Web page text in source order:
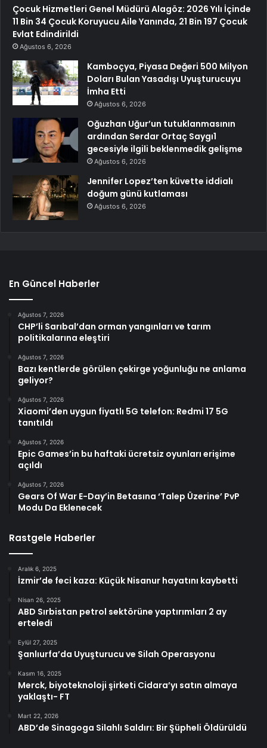
Çocuk Hizmetleri Genel Müdürü Alagöz: 2026 Yılı İçinde
11 Bin 34 Çocuk Koruyucu Aile Yanında, 21 Bin 197 Çocuk
Evlat Edindirildi
Ağustos 6, 2026
Kamboçya, Piyasa Değeri 500 Milyon
Doları Bulan Yasadışı Uyuşturucuyu
İmha Etti
Ağustos 6, 2026
Oğuzhan Uğur’un tutuklanmasının
ardından Serdar Ortaç Saygı1
gecesiyle ilgili beklenmedik gelişme
Ağustos 6, 2026
Jennifer Lopez’ten küvette iddialı
doğum günü kutlaması
Ağustos 6, 2026
En Güncel Haberler
Ağustos 7, 2026
CHP’li Sarıbal’dan orman yangınları ve tarım
politikalarına eleştiri
Ağustos 7, 2026
Bazı kentlerde görülen çekirge yoğunluğu ne anlama
geliyor?
Ağustos 7, 2026
Xiaomi’den uygun fiyatlı 5G telefon: Redmi 17 5G
tanıtıldı
Ağustos 7, 2026
Epic Games’in bu haftaki ücretsiz oyunları erişime
açıldı
Ağustos 7, 2026
Gears Of War E-Day’in Betasına ‘Talep Üzerine’ PvP
Modu Da Eklenecek
Rastgele Haberler
Aralık 6, 2025
İzmir’de feci kaza: Küçük Nisanur hayatını kaybetti
Nisan 26, 2025
ABD Sırbistan petrol sektörüne yaptırımları 2 ay
erteledi
Eylül 27, 2025
Şanlıurfa’da Uyuşturucu ve Silah Operasyonu
Kasım 16, 2025
Merck, biyoteknoloji şirketi Cidara’yı satın almaya
yaklaştı- FT
Mart 22, 2026
ABD’de Sinagoga Silahlı Saldırı: Bir Şüpheli Öldürüldü